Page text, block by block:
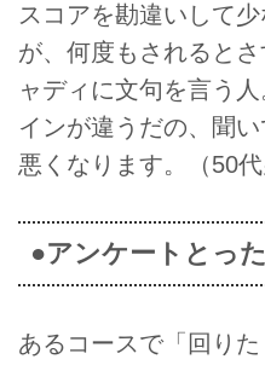
スコアを勘違いして
が、何度もされると
ャディに文句を言う
インが違うだの、聞
悪くなります。（50代
●アンケートとっ
あるコースで「回り